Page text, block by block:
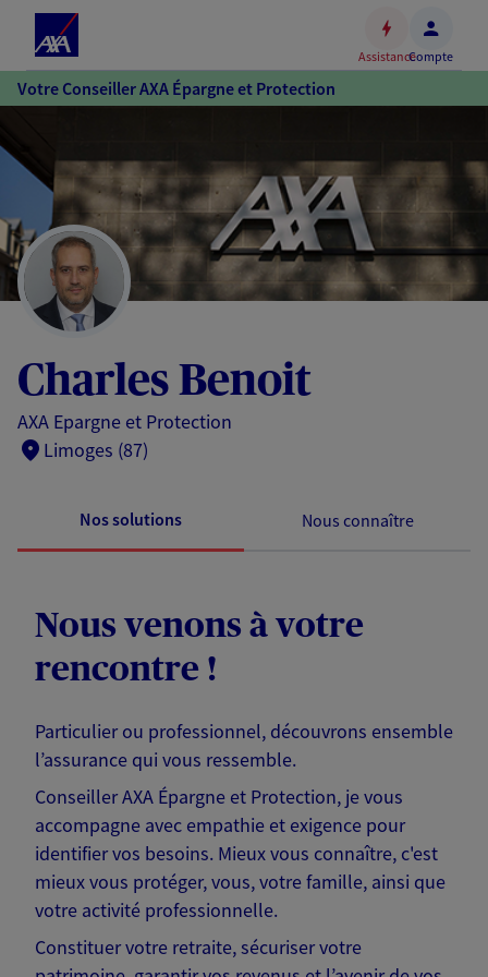
Accéder
au
Accéder
au
pied
de
page
AssistanceCompte
Votre Conseiller AXA Épargne et Protection
Charles Benoit
AXA Epargne et Protection
Limoges (87)
Nos solutions Nous connaître
Nous venons à votre
rencontre !
Particulier ou professionnel, découvrons ensemble
l’assurance qui vous ressemble.
Conseiller AXA Épargne et Protection, je vous
accompagne avec empathie et exigence pour
identifier vos besoins. Mieux vous connaître, c'est
mieux vous protéger, vous, votre famille, ainsi que
votre activité professionnelle.
Constituer votre retraite, sécuriser votre